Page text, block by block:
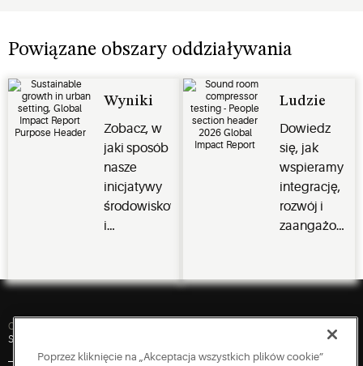
Powiązane obszary oddziaływania
Wyniki
Zobacz, w
jaki sposób
nasze
inicjatywy
środowiskowe
i
biznesowe
trwały
wpływ.
Ludzie
Dowiedz
się, jak
wspieramy
integrację,
rozwój i
zespole.
Quick Links
Skontaktuj się z nami
Poprzez kliknięcie na „Akceptacja wszystkich plików cookie”